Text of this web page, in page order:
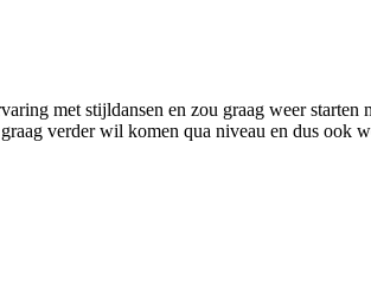
met stijldansen en zou graag weer
verder wil komen qua niveau en dus ook